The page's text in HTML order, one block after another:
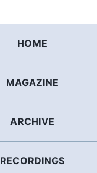
HOME
MAGAZINE
ARCHIVE
RECORDINGS